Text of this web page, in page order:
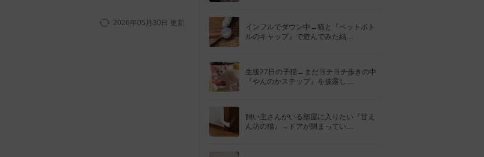
2026年05月30日 更新
インフルでダウン中→猫と『ペットボト
ルのキャップ』で遊んでみた結…
生後27日の子猫→まだヨチヨチ歩きの中
『やんのかステップ』を披露し…
飼い主さんがいる部屋に入りたい『甘え
ん坊の猫』→ドアが閉まってい…